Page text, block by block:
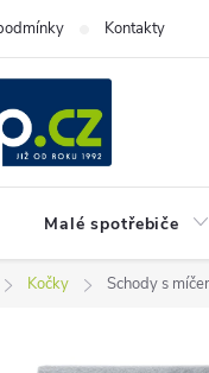
Kontakty
Malé spotřebiče
Kočky Schody s